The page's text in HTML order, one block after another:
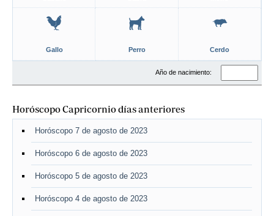
Gallo Perro Cerdo
Año de nacimiento:
Horóscopo Capricornio días anteriores
Horóscopo 7 de agosto de 2023
Horóscopo 6 de agosto de 2023
Horóscopo 5 de agosto de 2023
Horóscopo 4 de agosto de 2023